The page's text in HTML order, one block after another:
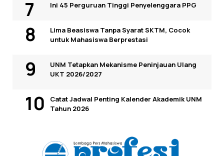
Ini 45 Perguruan Tinggi Penyelenggara PPG
Lima Beasiswa Tanpa Syarat SKTM, Cocok
untuk Mahasiswa Berprestasi
UNM Tetapkan Mekanisme Peninjauan Ulang
UKT 2026/2027
Catat Jadwal Penting Kalender Akademik UNM
Tahun 2026